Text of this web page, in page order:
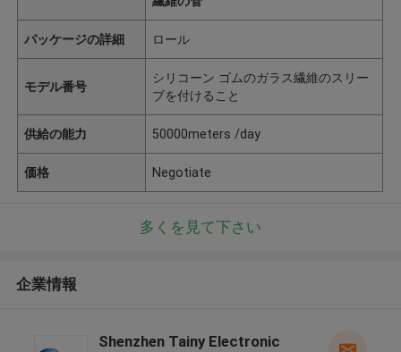
パッケージの詳細 ロール
モデル番号
シリコーン ゴムのガラス繊維のスリー
ブを付けること
供給の能力 50000meters /day
価格 Negotiate
多くを見て下さい
企業情報
Shenzhen Tainy Electronic